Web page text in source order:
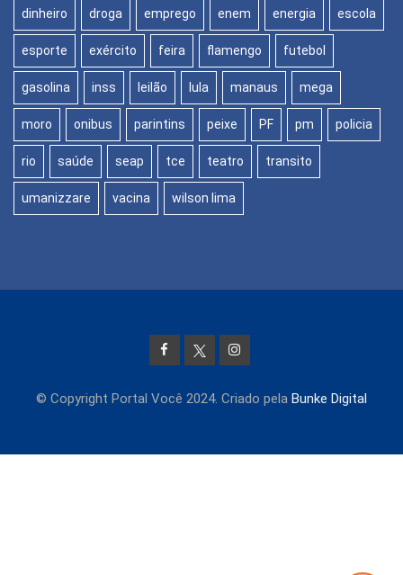
dinheiro droga emprego enem energia escola
esporte exército feira flamengo futebol
gasolina inss leilão lula manaus mega
moro onibus parintins peixe PF pm policia
rio saúde seap tce teatro transito
umanizzare vacina wilson lima
© Copyright Portal Você 2024. Criado pela Bunke Digital